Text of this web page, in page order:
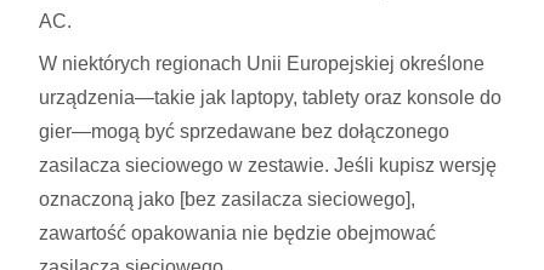
AC.
W niektórych regionach Unii Europejskiej określone
urządzenia—takie jak laptopy, tablety oraz konsole do
gier—mogą być sprzedawane bez dołączonego
zasilacza sieciowego w zestawie. Jeśli kupisz wersję
oznaczoną jako [bez zasilacza sieciowego],
zawartość opakowania nie będzie obejmować